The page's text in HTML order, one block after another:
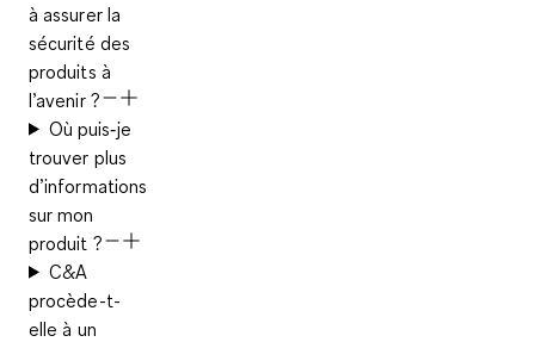
à assurer la
sécurité des
produits à
l’avenir ?
Où puis‑je
trouver plus
d’informations
sur mon
produit ?
C&A
procède-t-
elle à un